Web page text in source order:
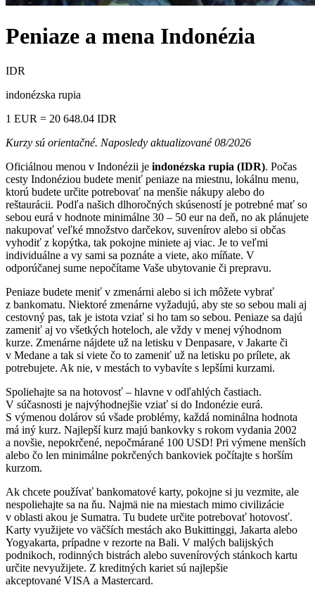
Peniaze a mena Indonézia
IDR
indonézska rupia
1 EUR = 20 648.04 IDR
Kurzy sú orientačné. Naposledy aktualizované 08/2026
Oficiálnou menou v Indonézii je indonézska rupia (IDR). Počas
cesty Indonéziou budete meniť peniaze na miestnu, lokálnu menu,
ktorú budete určite potrebovať na menšie nákupy alebo do
reštaurácii. Podľa našich dlhoročných skúseností je potrebné mať so
sebou eurá v hodnote minimálne 30 – 50 eur na deň, no ak plánujete
nakupovať veľké množstvo darčekov, suvenírov alebo si občas
vyhodiť z kopýtka, tak pokojne miniete aj viac. Je to veľmi
individuálne a vy sami sa poznáte a viete, ako míňate. V
odporúčanej sume nepočítame Vaše ubytovanie či prepravu.
Peniaze budete meniť v zmenárni alebo si ich môžete vybrať
z bankomatu. Niektoré zmenárne vyžadujú, aby ste so sebou mali aj
cestovný pas, tak je istota vziať si ho tam so sebou. Peniaze sa dajú
zameniť aj vo všetkých hoteloch, ale vždy v menej výhodnom
kurze. Zmenárne nájdete už na letisku v Denpasare, v Jakarte či
v Medane a tak si viete čo to zameniť už na letisku po prílete, ak
potrebujete. Ak nie, v mestách to vybavíte s lepšími kurzami.
Spoliehajte sa na hotovosť – hlavne v odľahlých častiach.
V súčasnosti je najvýhodnejšie vziať si do Indonézie eurá.
S výmenou dolárov sú všade problémy, každá nominálna hodnota
má iný kurz. Najlepší kurz majú bankovky s rokom vydania 2002
a novšie, nepokrčené, nepočmárané 100 USD! Pri výmene menších
alebo čo len minimálne pokrčených bankoviek počítajte s horším
kurzom.
Ak chcete používať bankomatové karty, pokojne si ju vezmite, ale
nespoliehajte sa na ňu. Najmä nie na miestach mimo civilizácie
v oblasti akou je Sumatra. Tu budete určite potrebovať hotovosť.
Karty využijete vo väčších mestách ako Bukittinggi, Jakarta alebo
Yogyakarta, prípadne v rezorte na Bali. V malých balijských
podnikoch, rodinných bistrách alebo suvenírových stánkoch kartu
určite nevyužijete. Z kreditných kariet sú najlepšie
akceptované VISA a Mastercard.